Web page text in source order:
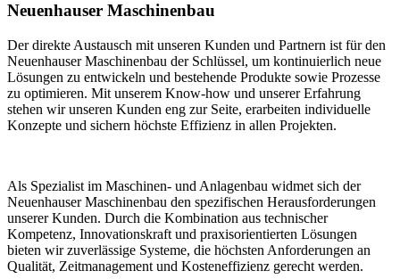
Neuenhauser Maschinenbau
Der direkte Austausch mit unseren Kunden und Partnern ist für den
Neuenhauser Maschinenbau der Schlüssel, um kontinuierlich neue
Lösungen zu entwickeln und bestehende Produkte sowie Prozesse
zu optimieren. Mit unserem Know-how und unserer Erfahrung
stehen wir unseren Kunden eng zur Seite, erarbeiten individuelle
Konzepte und sichern höchste Effizienz in allen Projekten.
Als Spezialist im Maschinen- und Anlagenbau widmet sich der
Neuenhauser Maschinenbau den spezifischen Herausforderungen
unserer Kunden. Durch die Kombination aus technischer
Kompetenz, Innovationskraft und praxisorientierten Lösungen
bieten wir zuverlässige Systeme, die höchsten Anforderungen an
Qualität, Zeitmanagement und Kosteneffizienz gerecht werden.